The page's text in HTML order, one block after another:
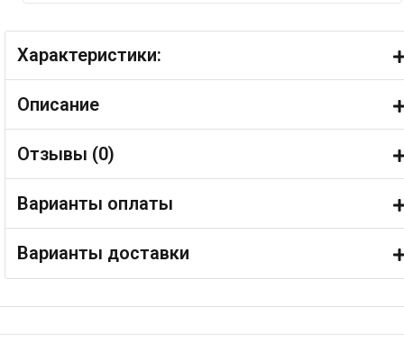
Характеристики:
Описание
Отзывы (0)
Варианты оплаты
Варианты доставки